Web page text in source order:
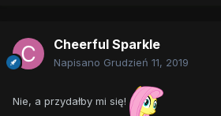
Cheerful Sparkle
Napisano Grudzień 11, 2019
Nie, a przydałby mi się!